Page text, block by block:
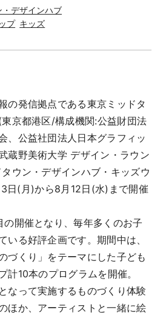
デザインハブ
プ キッズ
の発信拠点である東京ミッドタ
京都港区/構成機関:公益財団法
、公益社団法人日本グラフィッ
蔵野美術大学 デザイン・ラウン
ウン・デザインハブ・キッズウ
日(月)から8月12日(水)まで開催
開催となり、毎年多くのお子
いる好評企画です。期間中は、
づくり」をテーマにした子ども
計10本のプログラムを開催。
なって実施するものづくり体験
ほか、アーティストと一緒に絵